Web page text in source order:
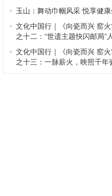
玉山：舞动巾帼风采 悦享健
文化中国行｜《向瓷而兴 窑火
之十二：“世遗主题快闪邮局”
文化中国行｜《向瓷而兴 窑火
之十三：一脉薪火，映照千年